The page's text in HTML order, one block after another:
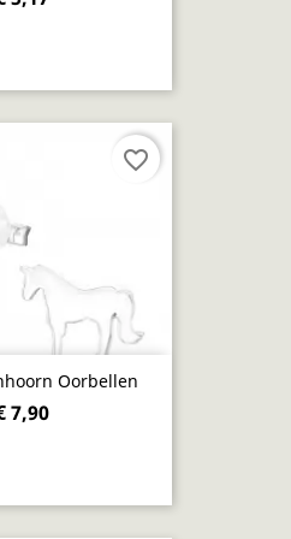
Oorbellen
7,90
favorite_border